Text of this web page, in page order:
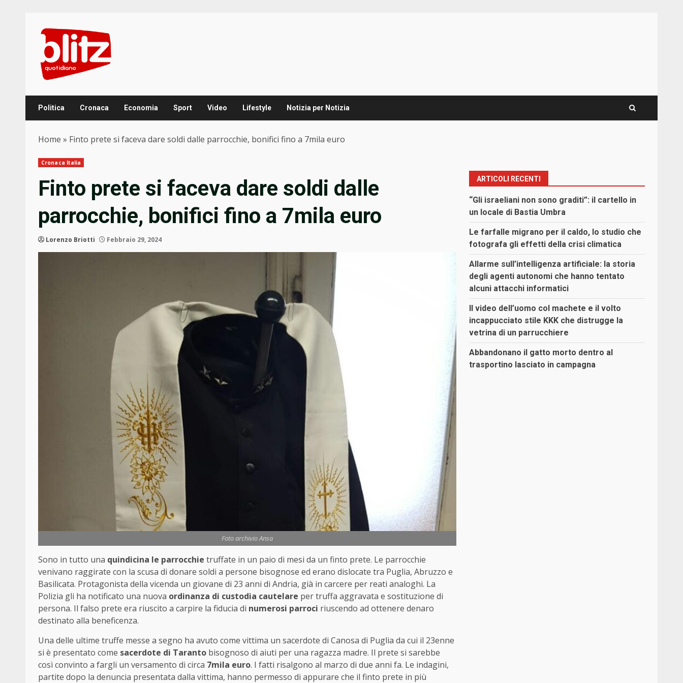
content
Politica Cronaca Economia Sport Video Lifestyle Notizia per Notizia
Home » Finto prete si faceva dare soldi dalle parrocchie, bonifici fino a 7mila euro
Cronaca Italia
Finto prete si faceva dare soldi dalle
parrocchie, bonifici fino a 7mila euro
Lorenzo Briotti Febbraio 29, 2024
Foto archivio Ansa
Sono in tutto una quindicina le parrocchie truffate in un paio di mesi da un finto prete. Le parrocchie
venivano raggirate con la scusa di donare soldi a persone bisognose ed erano dislocate tra Puglia, Abruzzo e
Basilicata. Protagonista della vicenda un giovane di 23 anni di Andria, già in carcere per reati analoghi. La
Polizia gli ha notificato una nuova ordinanza di custodia cautelare per truffa aggravata e sostituzione di
persona. Il falso prete era riuscito a carpire la fiducia di numerosi parroci riuscendo ad ottenere denaro
destinato alla beneficenza.
Una delle ultime truffe messe a segno ha avuto come vittima un sacerdote di Canosa di Puglia da cui il 23enne
si è presentato come sacerdote di Taranto bisognoso di aiuti per una ragazza madre. Il prete si sarebbe
così convinto a fargli un versamento di circa 7mila euro. I fatti risalgono al marzo di due anni fa. Le indagini,
partite dopo la denuncia presentata dalla vittima, hanno permesso di appurare che il finto prete in più
ARTICOLI RECENTI
“Gli israeliani non sono graditi”: il cartello in
un locale di Bastia Umbra
Le farfalle migrano per il caldo, lo studio che
fotografa gli effetti della crisi climatica
Allarme sull’intelligenza artificiale: la storia
degli agenti autonomi che hanno tentato
alcuni attacchi informatici
Il video dell’uomo col machete e il volto
incappucciato stile KKK che distrugge la
vetrina di un parrucchiere
Abbandonano il gatto morto dentro al
trasportino lasciato in campagna